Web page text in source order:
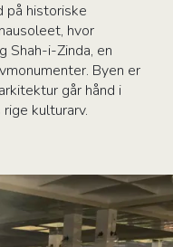
på historiske
hvor
Shah-i-Zinda, en
Byen er
går hånd i
kulturarv.